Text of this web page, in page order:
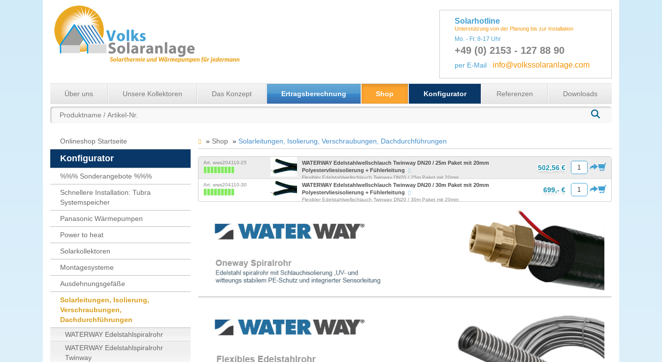
Solarhotline
Unterstützung von der Planung bis zur Installation
Mo. - Fr. 8-17 Uhr
+49 (0) 2153 - 127 88 90
per E-Mail info@volkssolaranlage.com
Über uns Unsere Kollektoren Das Konzept Ertragsberechnung Shop Konfigurator Referenzen Downloads
Onlineshop Startseite
Konfigurator
%%% Sonderangebote %%%
Schnellere Installation: Tubra
Systemspeicher
Panasonic Wärmepumpen
Power to heat
Solarkollektoren
Montagesysteme
Ausdehnungsgefäße
Solarleitungen, Isolierung,
Verschraubungen,
Dachdurchführungen
WATERWAY Edelstahlspiralrohr
WATERWAY Edelstahlspiralrohr
Twinway
» Shop » Solarleitungen, Isolierung, Verschraubungen, Dachdurchführungen
Art. wws204110-25
WATERWAY Edelstahlwellschlauch Twinway DN20 / 25m Paket mit 20mm
Polyestervliesisolierung + Fühlerleitung
Flexibler Edelstahlwellschlauch Twinway DN20 / 25m Paket mit 20mm
Polyestervliesisolierung und ...
502,56 €
Art. wws204110-30
WATERWAY Edelstahlwellschlauch Twinway DN20 / 30m Paket mit 20mm
Polyestervliesisolierung + Fühlerleitung
Flexibler Edelstahlwellschlauch Twinway DN20 / 30m Paket mit 20mm
699,- €